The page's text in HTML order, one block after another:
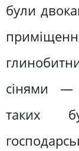
були
сінями —
таких